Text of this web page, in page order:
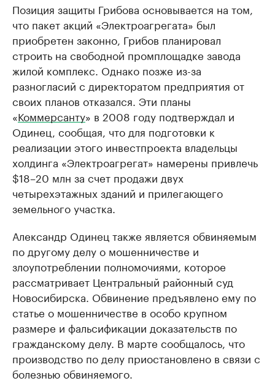
Позиция защиты Грибова основывается на том,
что пакет акций «Электроагрегата» был
приобретен законно, Грибов планировал
строить на свободной промплощадке завода
жилой комплекс. Однако позже из-за
разногласий с директоратом предприятия от
своих планов отказался. Эти планы
«Коммерсанту» в 2008 году подтверждал и
Одинец, сообщая, что для подготовки к
реализации этого инвестпроекта владельцы
холдинга «Электроагрегат» намерены привлечь
$18–20 млн за счет продажи двух
четырехэтажных зданий и прилегающего
земельного участка.
Александр Одинец также является обвиняемым
по другому делу о мошенничестве и
злоупотреблении полномочиями, которое
рассматривает Центральный районный суд
Новосибирска. Обвинение предъявлено ему по
статье о мошенничестве в особо крупном
размере и фальсификации доказательств по
гражданскому делу. В марте сообщалось, что
производство по делу приостановлено в связи с
болезнью обвиняемого.